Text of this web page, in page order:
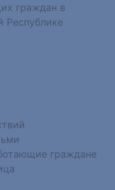
граждан в
Республике
граждане